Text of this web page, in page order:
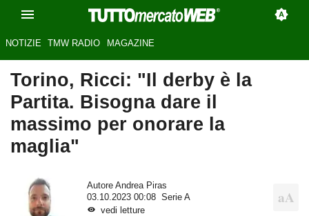
NOTIZIE TMW RADIO MAGAZINE
Torino, Ricci: "Il derby è la
Partita. Bisogna dare il
massimo per onorare la
maglia"
Autore Andrea Piras
03.10.2023 00:08
Serie A
vedi letture